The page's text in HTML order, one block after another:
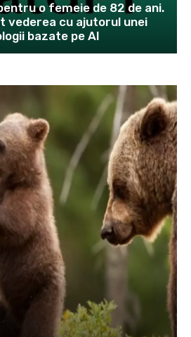
o femeie de 82 de ani.
vederea cu ajutorul unei
bazate pe AI